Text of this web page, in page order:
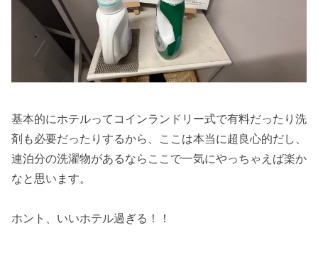
基本的にホテルってコインランドリー式で有料だったり洗
剤も必要だったりするから、ここは本当に超良心的だし、
連泊分の洗濯物があるならここで一気にやっちゃえば楽か
なと思います。
ホント、いいホテル過ぎる！！